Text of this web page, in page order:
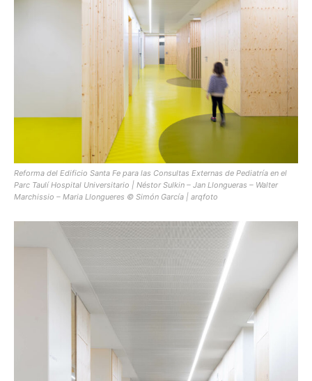
Reforma del Edificio Santa Fe para las Consultas Externas de Pediatría en el
Parc Taulí Hospital Universitario | Néstor Sulkin – Jan Llongueras – Walter
Marchissio – Maria Llongueres © Simón García | arqfoto